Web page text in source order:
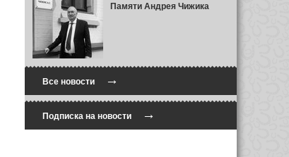
Памяти Андрея Чижика
Все новости→
Подписка на новости→